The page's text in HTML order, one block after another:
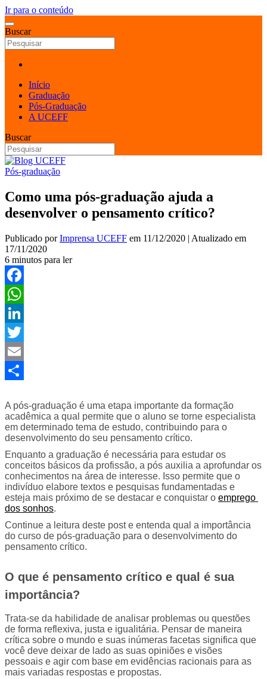
Ir para o conteúdo
Buscar
Início
Graduação
Pós-Graduação
A UCEFF
Buscar
Pós-graduação
Como uma pós-graduação ajuda a
desenvolver o pensamento crítico?
Publicado porImprensa UCEFF em 11/12/2020 | Atualizado em
17/11/2020
6 minutos para ler
Facebook
WhatsApp
LinkedIn
Twitter
Email
A pós-graduação é uma etapa importante da formação
acadêmica a qual permite que o aluno se torne especialista
em determinado tema de estudo, contribuindo para o
desenvolvimento do seu pensamento crítico.
Enquanto a graduação é necessária para estudar os
conceitos básicos da profissão, a pós auxilia a aprofundar os
conhecimentos na área de interesse. Isso permite que o
indivíduo elabore textos e pesquisas fundamentadas e
esteja mais próximo de se destacar e conquistar o emprego
dos sonhos.
Continue a leitura deste post e entenda qual a importância
do curso de pós-graduação para o desenvolvimento do
pensamento crítico.
O que é pensamento crítico e qual é sua
importância?
Trata-se da habilidade de analisar problemas ou questões
de forma reflexiva, justa e igualitária. Pensar de maneira
crítica sobre o mundo e suas inúmeras facetas significa que
você deve deixar de lado as suas opiniões e visões
pessoais e agir com base em evidências racionais para as
mais variadas respostas e propostas.